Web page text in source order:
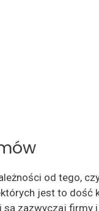
od tego,
jest to dość
są zazwyczaj firmy